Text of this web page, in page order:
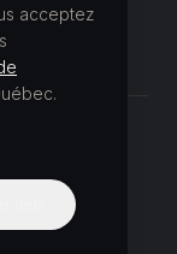
acceptez